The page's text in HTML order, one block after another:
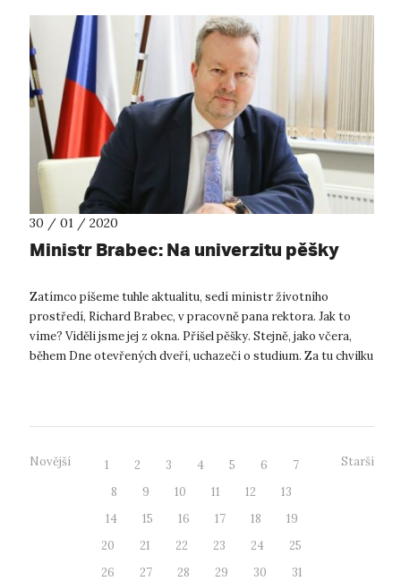
30 / 01 / 2020
Ministr Brabec: Na univerzitu pěšky
Zatímco píšeme tuhle aktualitu, sedí ministr životního
prostředí, Richard Brabec, v pracovně pana rektora. Jak to
víme? Viděli jsme jej z okna. Přišel pěšky. Stejně, jako včera,
během Dne otevřených dveří, uchazeči o studium. Za tu chvilku
Novější 1 2 3 4 5 6
7
8
9 10 11 12
13
14
15 16 17 18
19
20
21 22 23 24
25
26
27 28 29 30
31
Starší